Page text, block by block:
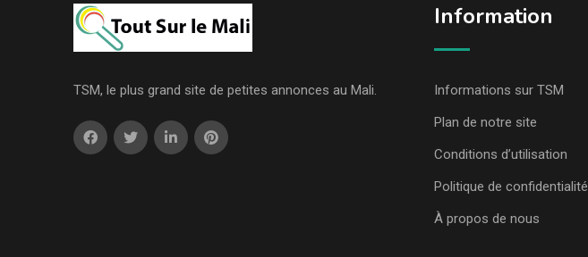
TSM, le plus grand site de petites annonces au Mali.
Information
Informations sur TSM
Plan de notre site
Conditions d’utilisation
Politique de confidentialité
À propos de nous